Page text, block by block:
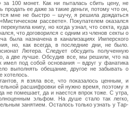
за 100 монет. Как ни пыталась сбить цену, не
ее даже за такие деньги, потому что он,
мне не быстро – шучу, я решила дождаться
рассвете». Покупателем оказался
книгу, но когда узнал, что секта, куда
что договорился с одним из членов секты о
была назначена в канализациях Имперского
но, как всегда, в последние дни, не было.
Лютера. Следует обсудить полученную
а две лучше. Обсудив все, мы решили, что на
имел под собой основания – вдруг у фанатика
выполнять обещание, другое не забывать о
хотелось.
я взяла все, что показалось ценным, и
расшифровки ей нужно время, поэтому я
не помешает, да и наестся впрок тоже. С утра,
эльфом. На душе стало так легко,
занятием. Осталось только узнать у Тар-